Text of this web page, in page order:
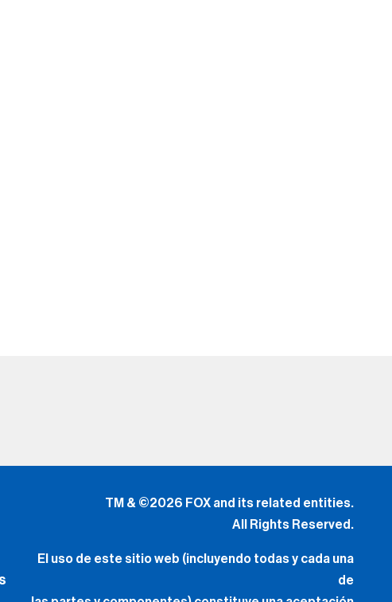
de
las partes y componentes) constituye una aceptación
Política de Privacidad.
Tus Opciones de Privacidad